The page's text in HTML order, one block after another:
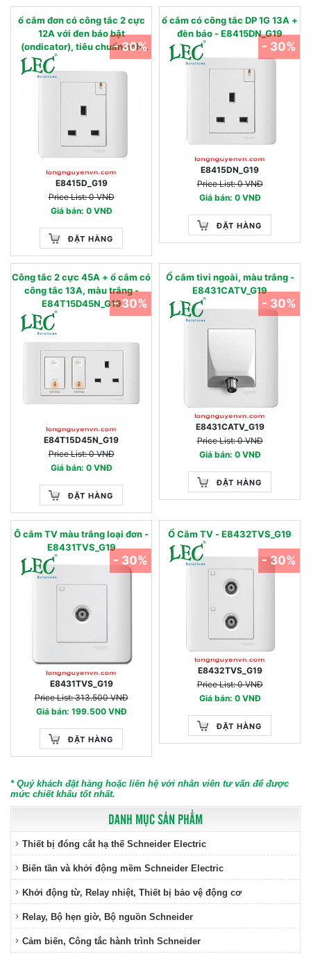
DANH MỤC SẢN PHẨM
Thiết bị đóng cắt hạ thế Schneider Electric
Biến tần và khởi động mềm Schneider Electric
Khởi động từ, Relay nhiệt, Thiết bị bảo vệ động cơ
Relay, Bộ hẹn giờ, Bộ nguồn Schneider
Cảm biến, Công tắc hành trình Schneider
ổ cắm đơn có công tắc 2 cực
12A với đen báo bật
(ondicator), tiêu chuẩn anh
quốc - E8415D_G19
E8415D_G19
Price List: 0 VNĐ
Giá bán: 0 VNĐ
ĐẶT HÀNG
- 30%
ổ cắm có công tắc DP 1G 13A +
đèn báo - E8415DN_G19
E8415DN_G19
Price List: 0 VNĐ
Giá bán: 0 VNĐ
ĐẶT HÀNG
- 30%
Công tắc 2 cực 45A + ổ cắm có
công tắc 13A, màu trắng -
E84T15D45N_G19
E84T15D45N_G19
Price List: 0 VNĐ
Giá bán: 0 VNĐ
ĐẶT HÀNG
- 30%
Ổ cắm tivi ngoài, màu trắng -
E8431CATV_G19
E8431CATV_G19
Price List: 0 VNĐ
Giá bán: 0 VNĐ
ĐẶT HÀNG
- 30%
Ô cắm TV màu trắng loại đơn -
E8431TVS_G19
E8431TVS_G19
Price List: 313.500 VNĐ
Giá bán: 199.500 VNĐ
ĐẶT HÀNG
- 30%
Ổ Cắm TV - E8432TVS_G19
E8432TVS_G19
Price List: 0 VNĐ
Giá bán: 0 VNĐ
ĐẶT HÀNG
- 30%
* Quý khách đặt hàng hoặc liên hệ với nhân viên tư vấn để được
mức chiết khấu tốt nhất.